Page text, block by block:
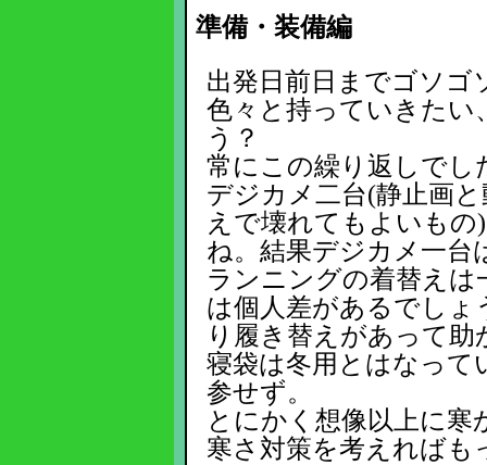
準備・装備編
出発日前日までゴソゴ
色々と持っていきた
う？
常にこの繰り返しでし
デジカメ二台(静止画
えで壊れてもよいも
ね。結果デジカメ一台
ランニングの着替え
は個人差があるでしょ
り履き替えがあって助
寝袋は冬用とはなって
参せず。
とにかく想像以上に
寒さ対策を考えればも